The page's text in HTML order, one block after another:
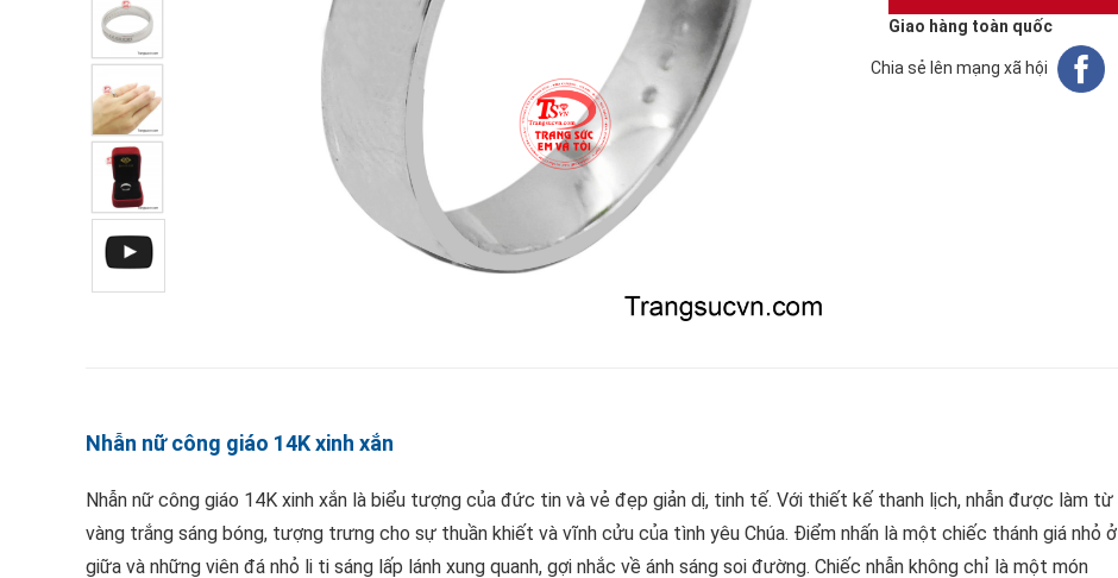
Giao hàng toàn quốc
Chia sẻ lên mạng xã hội
Nhẫn nữ công giáo 14K xinh xắn
Nhẫn nữ công giáo 14K xinh xắn là biểu tượng của đức tin và vẻ đẹp giản dị, tinh tế. Với thiết kế thanh lịch, nhẫn được làm từ
vàng trắng sáng bóng, tượng trưng cho sự thuần khiết và vĩnh cửu của tình yêu Chúa. Điểm nhấn là một chiếc thánh giá nhỏ ở
giữa và những viên đá nhỏ li ti sáng lấp lánh xung quanh, gợi nhắc về ánh sáng soi đường. Chiếc nhẫn không chỉ là một món